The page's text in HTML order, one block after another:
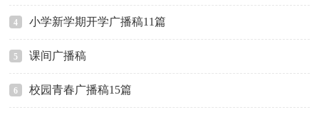
4 小学新学期开学广播稿11篇
5 课间广播稿
6 校园青春广播稿15篇